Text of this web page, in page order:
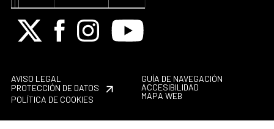
X FacebookInstagramYoutube
AVISO LEGAL
PROTECCIÓN DE DATOS
POLÍTICA DE COOKIES
GUÍA DE NAVEGACIÓN
ACCESIBILIDAD
MAPA WEB